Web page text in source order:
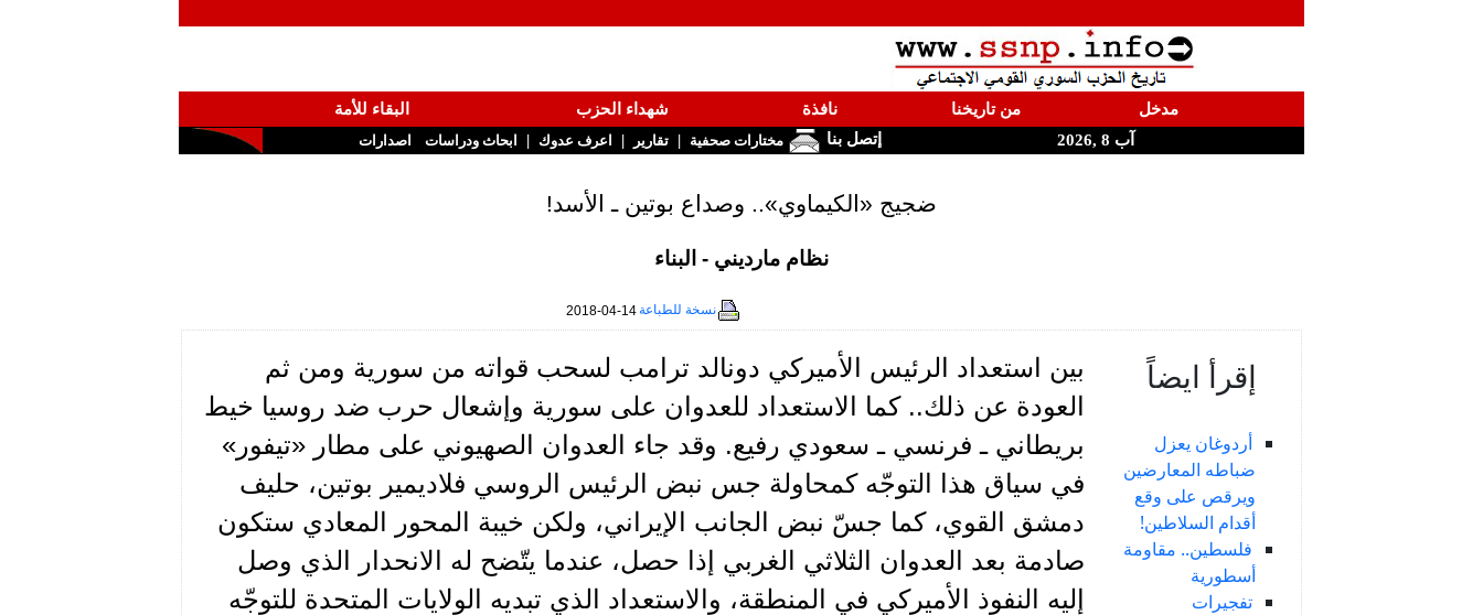
مدخل من تاريخنا نافذة شهداء الحزب
البقاء للأمة
آب 8 ,2026
إتصل بنا مختارات صحفية | تقارير | اعرف عدوك | ابحاث ودراسات اصدارات
ضجيج «الكيماوي».. وصداع بوتين ـ الأسد!
نظام مارديني - البناء
نسخة للطباعة2018-04-14
إقرأ ايضاً
أردوغان يعزل
ضباطه المعارضين
ويرقص على وقع
أقدام السلاطين!
فلسطين.. مقاومة
أسطورية
تفجيرات
بين استعداد الرئيس الأميركي دونالد ترامب لسحب قواته من سورية ومن ثم
العودة عن ذلك.. كما الاستعداد للعدوان على سورية وإشعال حرب ضد روسيا خيط
بريطاني ـ فرنسي ـ سعودي رفيع. وقد جاء العدوان الصهيوني على مطار «تيفور»
في سياق هذا التوجّه كمحاولة جس نبض الرئيس الروسي فلاديمير بوتين، حليف
دمشق القوي، كما جسّ نبض الجانب الإيراني، ولكن خيبة المحور المعادي ستكون
صادمة بعد العدوان الثلاثي الغربي إذا حصل، عندما يتّضح له الانحدار الذي وصل
إليه النفوذ الأميركي في المنطقة، والاستعداد الذي تبديه الولايات المتحدة للتوجّه